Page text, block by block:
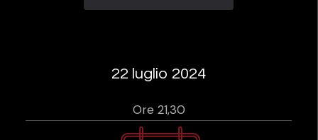
22 luglio 2024
Ore 21,30